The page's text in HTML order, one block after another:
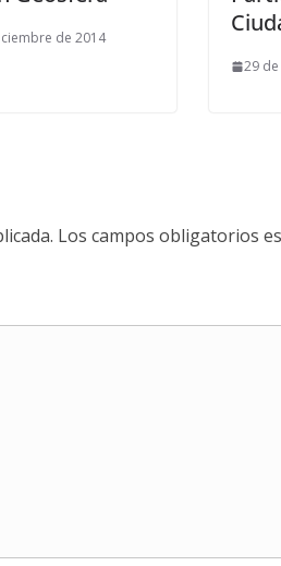
de 2014
29
Los campos obligatorios